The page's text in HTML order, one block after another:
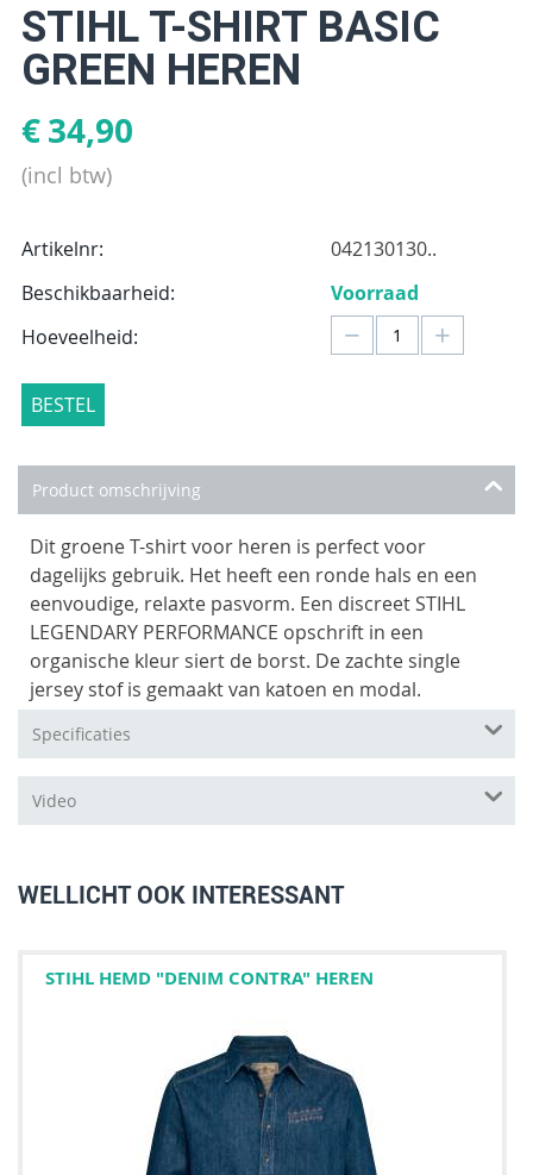
STIHL T-SHIRT BASIC
GREEN HEREN
€34,90
(incl btw)
Artikelnr:
042130130..
Beschikbaarheid:
Voorraad
Hoeveelheid:
+
−
BESTEL
Product omschrijving
Dit groene T-shirt voor heren is perfect voor
dagelijks gebruik. Het heeft een ronde hals en een
eenvoudige, relaxte pasvorm. Een discreet STIHL
LEGENDARY PERFORMANCE opschrift in een
organische kleur siert de borst. De zachte single
jersey stof is gemaakt van katoen en modal.
Specificaties
Video
WELLICHT OOK INTERESSANT
STIHL HEMD "DENIM CONTRA" HEREN